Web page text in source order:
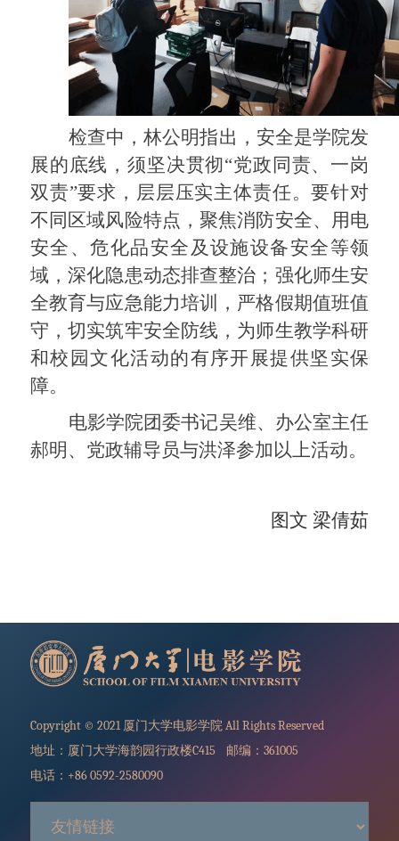
检查中，林公明指出，安全是学院发
展的底线，须坚决贯彻“党政同责、一岗
双责”要求，层层压实主体责任。要针对
不同区域风险特点，聚焦消防安全、用电
安全、危化品安全及设施设备安全等领
域，深化隐患动态排查整治；强化师生安
全教育与应急能力培训，严格假期值班值
守，切实筑牢安全防线，为师生教学科研
和校园文化活动的有序开展提供坚实保
障。
电影学院团委书记吴维、办公室主任
郝明、党政辅导员与洪泽参加以上活动。
图文 梁倩茹
Copyright © 2021 厦门大学电影学院 All Rights Reserved
地址：厦门大学海韵园行政楼C415 邮编：361005
电话：+86 0592-2580090